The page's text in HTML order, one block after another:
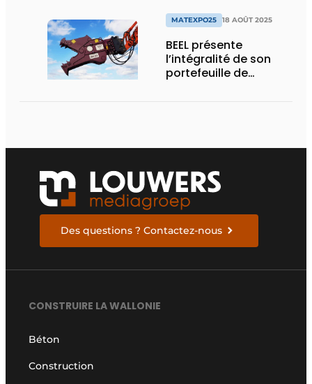
MATEXPO25 18 AOÛT 2025
BEEL présente
l’intégralité de son
portefeuille de
Des questions ? Contactez-nous
CONSTRUIRE LA WALLONIE
Béton
Construction